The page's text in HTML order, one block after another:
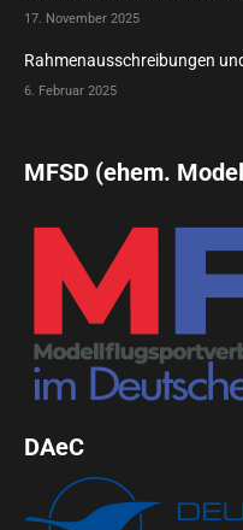
17. November 2025
Rahmenausschreibungen
6. Februar 2025
MFSD (ehem.
DAeC